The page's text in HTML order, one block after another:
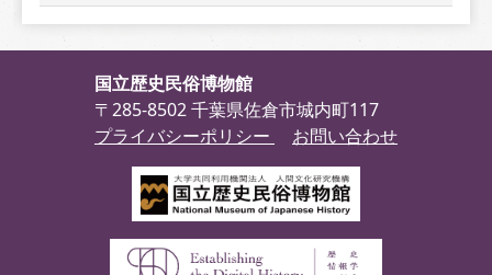
国立歴史民俗博物館
〒285-8502 千葉県佐倉市城内町117
プライバシーポリシー
お問い合わせ